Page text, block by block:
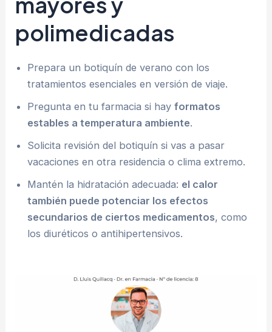
polimedicadas
Prepara un botiquín de verano con los
tratamientos esenciales en versión de viaje.
Pregunta en tu farmacia si hayformatos
estables a temperatura ambiente.
Solicita revisión del botiquín si vas a pasar
vacaciones en otra residencia o clima extremo.
Mantén la hidratación adecuada: el calor
también puede potenciar los efectos
secundarios de ciertos medicamentos, como
los diuréticos o antihipertensivos.